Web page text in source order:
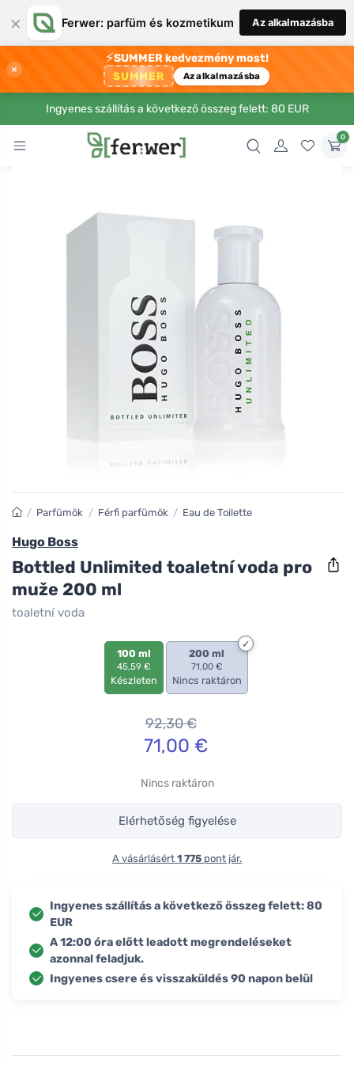
× Ferwer: parfüm és kozmetikum Az alkalmazásba
×
⚡SUMMER kedvezmény most!
SUMMER Az alkalmazásba
Ingyenes szállítás a következő összeg felett: 80 EUR
0
/ Parfümök / Férfi parfümök / Eau de Toilette
Hugo Boss
Bottled Unlimited toaletní voda pro
muže 200 ml
toaletní voda
100 ml
45,59 €
Készleten
200 ml
71,00 €
Nincs raktáron
92,30€
71,00 €
Nincs raktáron
Elérhetőség figyelése
A vásárlásért 1 775 pont jár.
Ingyenes szállítás a következő összeg felett: 80
EUR
A 12:00 óra előtt leadott megrendeléseket
azonnal feladjuk.
Ingyenes csere és visszaküldés 90 napon belül